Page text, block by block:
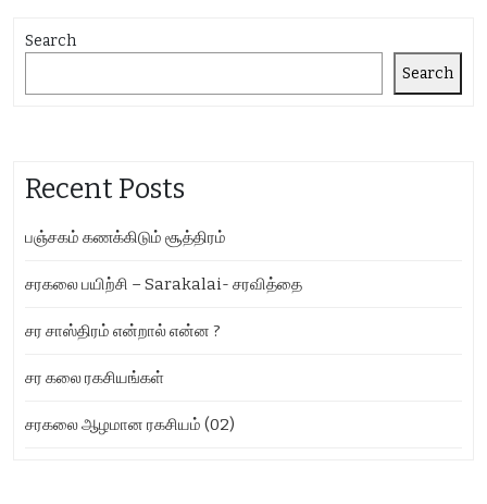
Search
Search
Recent Posts
பஞ்சகம் கணக்கிடும் சூத்திரம்
சரகலை பயிற்சி – Sarakalai- சரவித்தை
சர சாஸ்திரம் என்றால் என்ன ?
சர கலை ரகசியங்கள்
சரகலை ஆழமான ரகசியம் (02)